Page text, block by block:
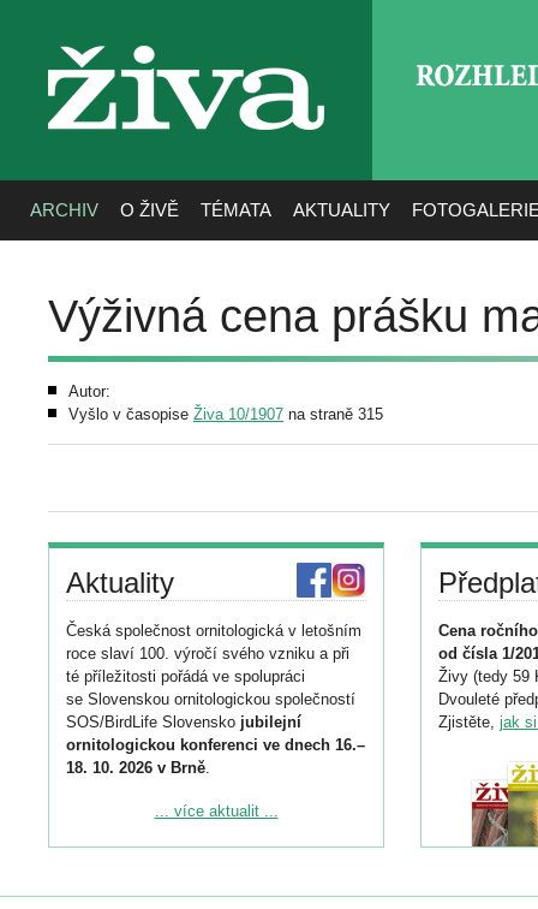
živa
ARCHIV O ŽIVĚ TÉMATA AKTUALITY
Výživná cena prášku
Autor:
Vyšlo v časopise Živa 10/1907 na straně 315
Aktuality
Česká společnost ornitologická v letošním
roce slaví 100. výročí svého vzniku a při
té příležitosti pořádá ve spolupráci
se Slovenskou ornitologickou společností
SOS/BirdLife Slovensko jubilejní
ornitologickou konferenci ve dnech 16.–
18. 10. 2026 v Brně.
Podrobnější informace ke konferenci
Registrovat se můžete do 6. září.
... více aktualit ...
Cena
od čísla 1/
Živy (tedy 59
Dvouleté
Zjistěte, jak